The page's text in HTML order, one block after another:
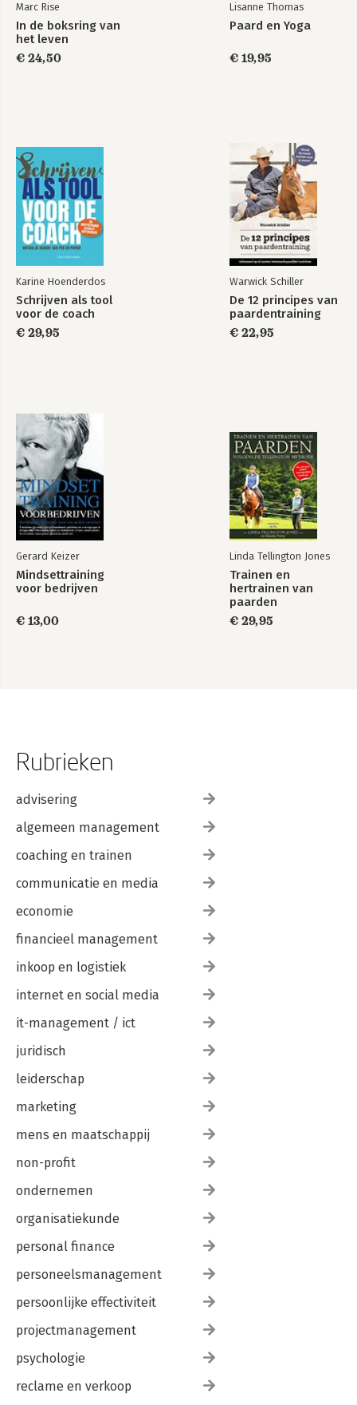
Marc Rise
In de boksring van
het leven
€ 24,50
Lisanne Thomas
Paard en Yoga
€ 19,95
Karine Hoenderdos
Schrijven als tool
voor de coach
€ 29,95
Warwick Schiller
De 12 principes van
paardentraining
€ 22,95
Gerard Keizer
Mindsettraining
voor bedrijven
€ 13,00
Linda Tellington Jones
Trainen en
hertrainen van
paarden
€ 29,95
Rubrieken
advisering
algemeen management
coaching en trainen
communicatie en media
economie
financieel management
inkoop en logistiek
internet en social media
it-management / ict
juridisch
leiderschap
marketing
mens en maatschappij
non-profit
ondernemen
organisatiekunde
personal finance
personeelsmanagement
persoonlijke effectiviteit
projectmanagement
psychologie
reclame en verkoop